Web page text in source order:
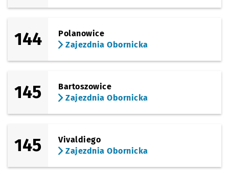
144
Polanowice
Zajezdnia Obornicka
145
Bartoszowice
Zajezdnia Obornicka
145
Vivaldiego
Zajezdnia Obornicka